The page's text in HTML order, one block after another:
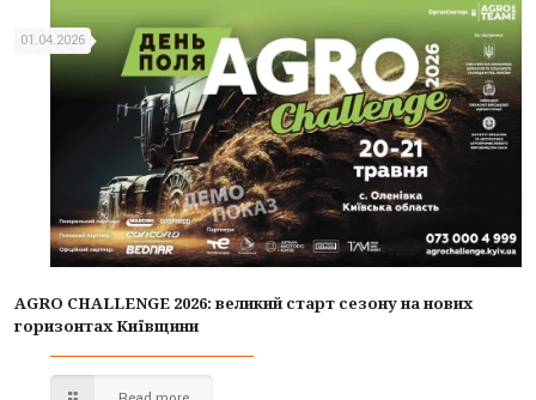
01.04.2026
AGRO CHALLENGE 2026: великий старт сезону на нових
горизонтах Київщини